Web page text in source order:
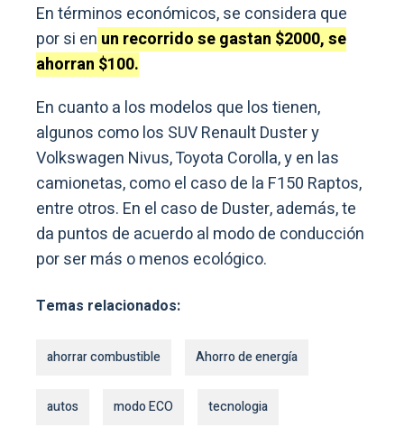
En términos económicos, se considera que
por si en un recorrido se gastan $2000, se
ahorran $100.
En cuanto a los modelos que los tienen,
algunos como los SUV Renault Duster y
Volkswagen Nivus, Toyota Corolla, y en las
camionetas, como el caso de la F150 Raptos,
entre otros. En el caso de Duster, además, te
da puntos de acuerdo al modo de conducción
por ser más o menos ecológico.
Temas relacionados:
ahorrar combustible Ahorro de energía
autos modo ECO tecnologia